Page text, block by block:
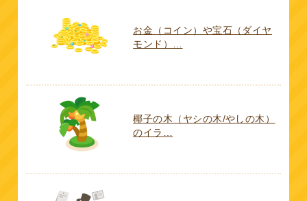
お金（コイン）や宝石（ダイヤ
モンド）…
椰子の木（ヤシの木/やしの木）
のイラ…